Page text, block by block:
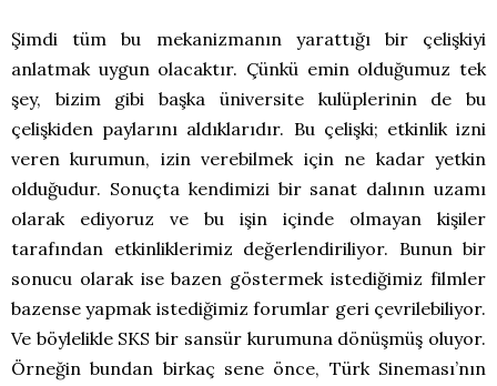
Şimdi tüm bu mekanizmanın yarattığı bir çelişkiyi
anlatmak uygun olacaktır. Çünkü emin olduğumuz tek
şey, bizim gibi başka üniversite kulüplerinin de bu
çelişkiden paylarını aldıklarıdır. Bu çelişki; etkinlik izni
veren kurumun, izin verebilmek için ne kadar yetkin
olduğudur. Sonuçta kendimizi bir sanat dalının uzamı
olarak ediyoruz ve bu işin içinde olmayan kişiler
tarafından etkinliklerimiz değerlendiriliyor. Bunun bir
sonucu olarak ise bazen göstermek istediğimiz filmler
bazense yapmak istediğimiz forumlar geri çevrilebiliyor.
Ve böylelikle SKS bir sansür kurumuna dönüşmüş oluyor.
Örneğin bundan birkaç sene önce, Türk Sineması’nın